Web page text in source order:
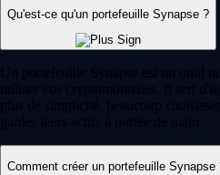
Qu'est-ce qu'un portefeuille Synapse ?
Un portefeuille Synapse est un outil
utiliser vos cryptomonnaies. Il sert
plus de simplicité, beaucoup
garder leurs actifs à portée de main.
Comment créer un portefeuille Synapse